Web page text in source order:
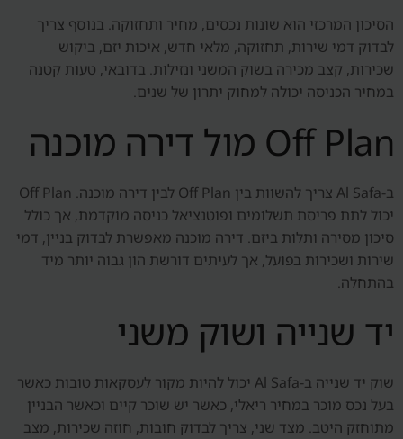
הסיכון המרכזי הוא שונות נכסים, מחיר ותחזוקה. בנוסף צריך
לבדוק דמי שירות, תחזוקה, מלאי חדש, איכות יזם, ביקוש
שכירות, קצב מכירה בשוק המשני ונזילות. בדובאי, טעות קטנה
במחיר הכניסה יכולה למחוק יתרון של שנים.
Off Plan מול דירה מוכנה
ב-Al Safa צריך להשוות בין Off Plan לבין דירה מוכנה. Off Plan
יכול לתת פריסת תשלומים ופוטנציאל כניסה מוקדמת, אך כולל
סיכון מסירה ותלות ביזם. דירה מוכנה מאפשרת לבדוק בניין, דמי
שירות ושכירות בפועל, אך לעיתים דורשת הון גבוה יותר מיד
בהתחלה.
יד שנייה ושוק משני
שוק יד שנייה ב-Al Safa יכול להיות מקור לעסקאות טובות כאשר
בעל נכס מוכר במחיר ריאלי, כאשר יש שוכר קיים וכאשר הבניין
מתוחזק היטב. מצד שני, צריך לבדוק חובות, חוזה שכירות, מצב